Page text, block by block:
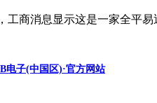
商消息显示这是一家全平
电子(中国区)·官方网站